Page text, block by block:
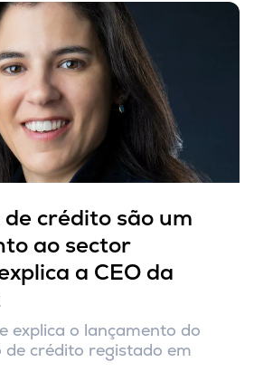
de crédito são um
ao sector
a CEO da
explica o lançamento do
crédito registado em